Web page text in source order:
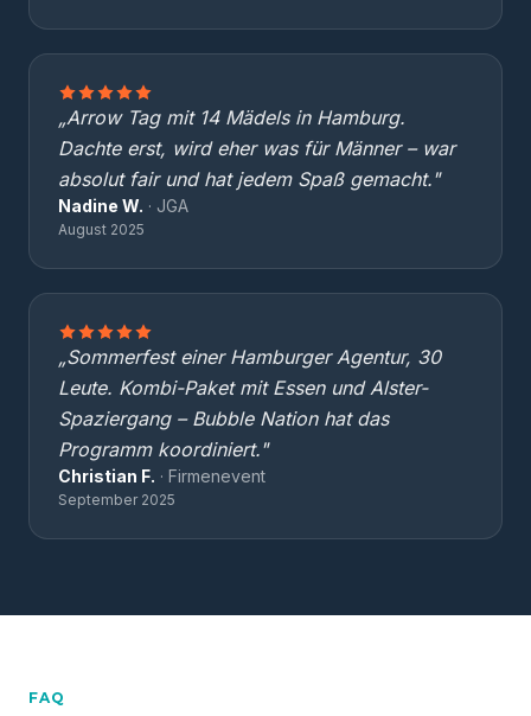
„Arrow Tag mit 14 Mädels in Hamburg.
Dachte erst, wird eher was für Männer – war
absolut fair und hat jedem Spaß gemacht."
Nadine W. · JGA
August 2025
„Sommerfest einer Hamburger Agentur, 30
Leute. Kombi-Paket mit Essen und Alster-
Spaziergang – Bubble Nation hat das
Programm koordiniert."
Christian F. · Firmenevent
September 2025
FAQ